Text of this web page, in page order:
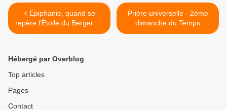
< Épiphanie, quand se
repère l’Étoile du Berger (Is
60, 1-16 ; Ps 71 ; Eph 3, 2-
Prière universelle - 2ème
dimanche du Temps
Ordinaire - année B >
Hébergé par Overblog
Top articles
Pages
Contact